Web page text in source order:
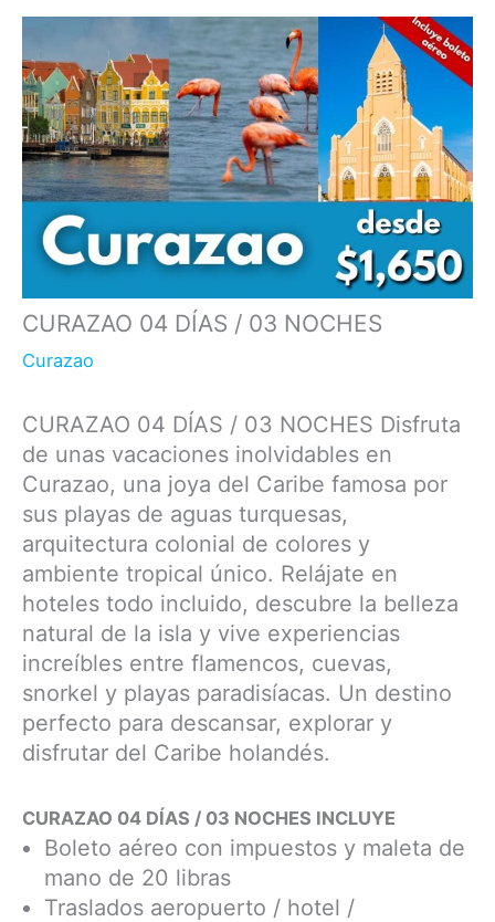
CURAZAO 04 DÍAS / 03 NOCHES
Curazao
CURAZAO 04 DÍAS / 03 NOCHES Disfruta
de unas vacaciones inolvidables en
Curazao, una joya del Caribe famosa por
sus playas de aguas turquesas,
arquitectura colonial de colores y
ambiente tropical único. Relájate en
hoteles todo incluido, descubre la belleza
natural de la isla y vive experiencias
increíbles entre flamencos, cuevas,
snorkel y playas paradisíacas. Un destino
perfecto para descansar, explorar y
disfrutar del Caribe holandés.
CURAZAO 04 DÍAS / 03 NOCHES INCLUYE
Boleto aéreo con impuestos y maleta de
mano de 20 libras
Traslados aeropuerto / hotel /